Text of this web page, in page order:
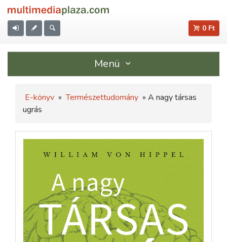
0 Ft
Menü
E-könyv » Természettudomány » A nagy társas
ugrás